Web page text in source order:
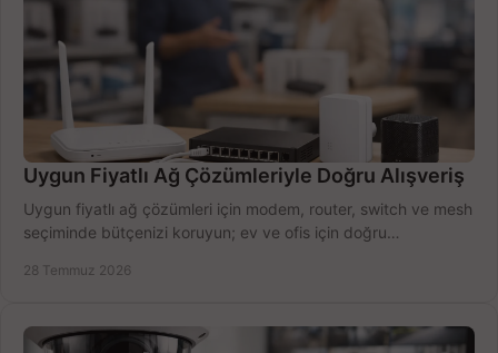
Uygun Fiyatlı Ağ Çözümleriyle Doğru Alışveriş
Uygun fiyatlı ağ çözümleri için modem, router, switch ve mesh
seçiminde bütçenizi koruyun; ev ve ofis için doğru
28 Temmuz 2026